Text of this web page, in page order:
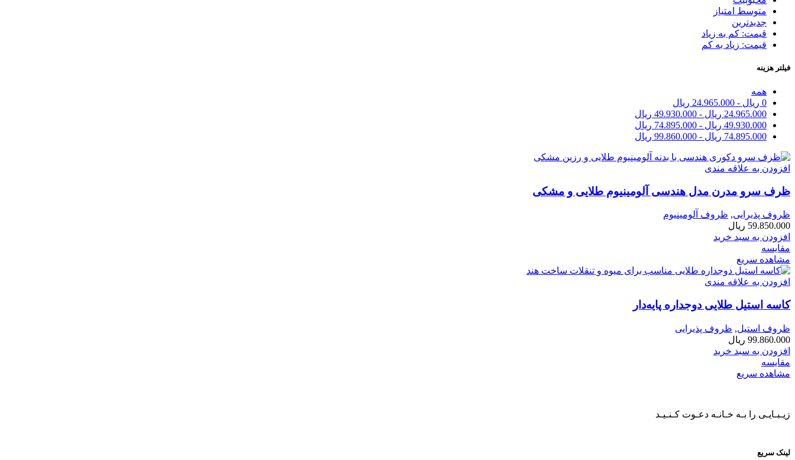
متوسط امتیاز
جدیدترین
قیمت: کم به زیاد
قیمت: زیاد به کم
فیلتر هزینه
همه
0 ریال -
24.965.000 ریال
24.965.000 ریال -
49.930.000 ریال
49.930.000 ریال -
74.895.000 ریال
74.895.000 ریال -
99.860.000 ریال
افزودن به علاقه مندی
ظرف سرو مدرن مدل هندسی آلومینیوم طلایی و مشکی
ظروف پذیرایی, ظروف آلومینیوم
59.850.000 ریال
افزودن به سبد خرید
مقایسه
مشاهده سریع
افزودن به علاقه مندی
کاسه استیل طلایی دوجداره پایه‌دار
ظروف استیل, ظروف پذیرایی
99.860.000 ریال
افزودن به سبد خرید
مقایسه
مشاهده سریع
زیـبـایـی را بـه خـانـه دعـوت کـنـیـد
لینک سریع